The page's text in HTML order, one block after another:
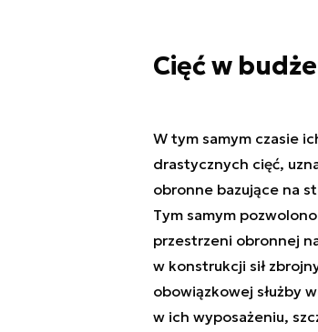
Cięć w
W tym samym czasie
drastycznych cięć,
obronne bazujące na
Tym samym
przestrzeni obronnej
w konstrukcji sił
obowiązkowej służby
w ich wyposażeniu,